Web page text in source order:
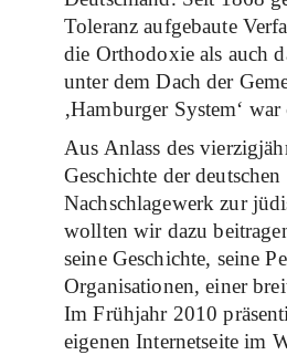
Toleranz aufgebaute
die Orthodoxie als auch
unter dem Dach der
‚Hamburger System‘
Aus Anlass des
Geschichte der
Nachschlagewerk zur
wollten wir dazu
seine Geschichte, seine
Organisationen, einer
Im Frühjahr 2010
eigenen Internetseite im